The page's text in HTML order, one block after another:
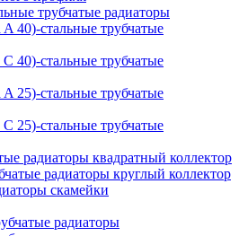
трубчатые радиаторы
40)-стальные трубчатые
40)-стальные трубчатые
25)-стальные трубчатые
25)-стальные трубчатые
радиаторы квадратный коллектор
радиаторы круглый коллектор
скамейки
радиаторы